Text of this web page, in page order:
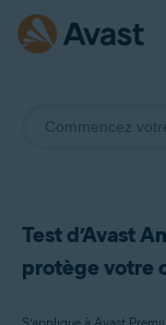
Test d’Avast
protège votre